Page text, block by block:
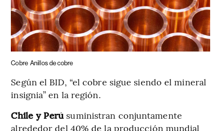
Cobre Anillos de cobre
Según el BID, “el cobre sigue siendo el mineral
insignia” en la región.
Chile y Perú suministran conjuntamente
alrededor del 40% de la producción mundial